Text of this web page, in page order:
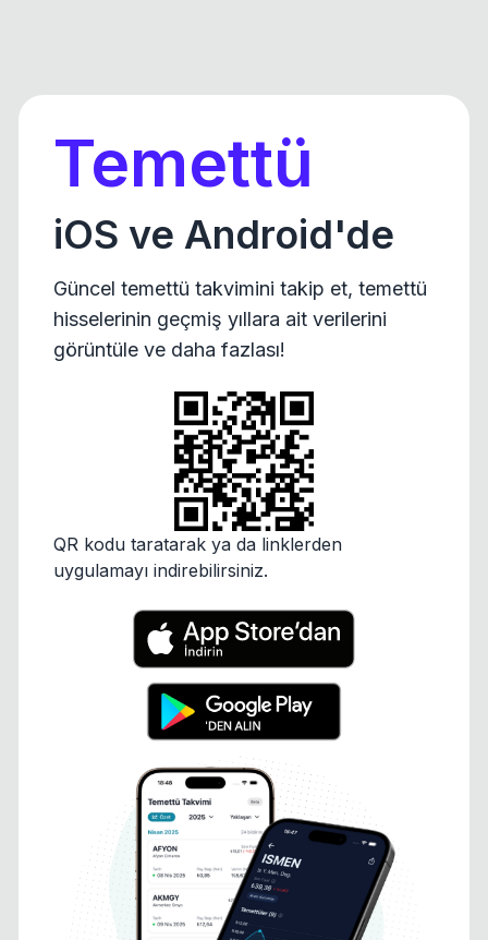
Temettü
iOS ve Android'de
Güncel temettü takvimini takip et, temettü
hisselerinin geçmiş yıllara ait verilerini
görüntüle ve daha fazlası!
QR kodu taratarak ya da linklerden
uygulamayı indirebilirsiniz.